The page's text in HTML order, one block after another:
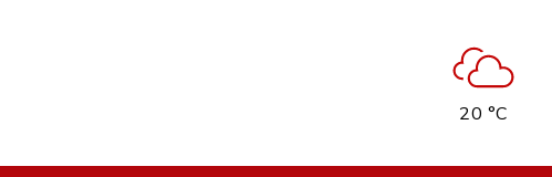
20 °C